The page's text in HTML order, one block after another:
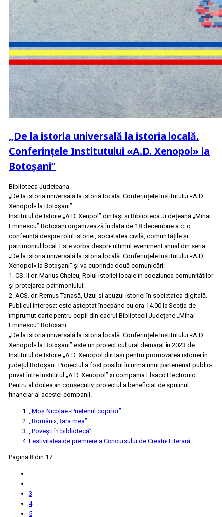
„De la istoria universală la istoria locală.
Conferințele Institutului «A.D. Xenopol» la
Botoșani”
Biblioteca Judeteana
„De la istoria universală la istoria locală. Conferințele Institutului «A.D.
Xenopol» la Botoșani”
Institutul de Istorie „A.D. Xenpol” din Iași și Biblioteca Județeană „Mihai
Eminescu” Botoșani organizează în data de 18 decembrie a.c. o
conferință despre rolul istoriei, societatea civilă, comunitățile și
patrimoniul local. Este vorba despre ultimul eveniment anual din seria
„De la istoria universală la istoria locală. Conferințele Institutului «A.D.
Xenopol» la Botoșani” și va cuprinde două comunicări:
1. CS. II dr. Marius Chelcu, Rolul istoriei locale în coeziunea comunităţilor
şi protejarea patrimoniului;
2. ACS. dr. Remus Tanasă, Uzul și abuzul istoriei în societatea digitală.
Publicul interesat este așteptat începând cu ora 14.00 la Secția de
împrumut carte pentru copii din cadrul Bibliotecii Județene „Mihai
Eminescu” Botoșani.
„De la istoria universală la istoria locală. Conferințele Institutului «A.D.
Xenopol» la Botoșani” este un proiect cultural demarat în 2023 de
Institutul de Istorie „A.D. Xenopol din Iași pentru promovarea istoriei în
județul Botoșani. Proiectul a fost posibil în urma unui parteneriat public-
privat între Institutul „A.D. Xenopol” și compania Elsaco Electronic.
Pentru al doilea an consecutiv, proiectul a beneficiat de sprijinul
financiar al acestei companii.
,,Moș Nicolae -Prietenul copiilor”
,,România, țara mea”
,,Povești în bibliotecă”
Festivitatea de premiere a Concursului de Creaṭie Literară
Pagina 8 din 17
3
4
5